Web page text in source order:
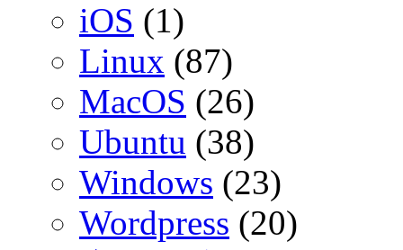
iOS (1)
Linux (87)
MacOS (26)
Ubuntu (38)
Windows (23)
Wordpress (20)